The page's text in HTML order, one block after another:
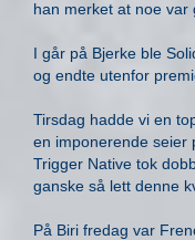
han merket at noe var
I går på Bjerke ble
og endte utenfor
Tirsdag hadde vi en
en imponerende seier
Trigger Native tok
ganske så lett denne
På Biri fredag var